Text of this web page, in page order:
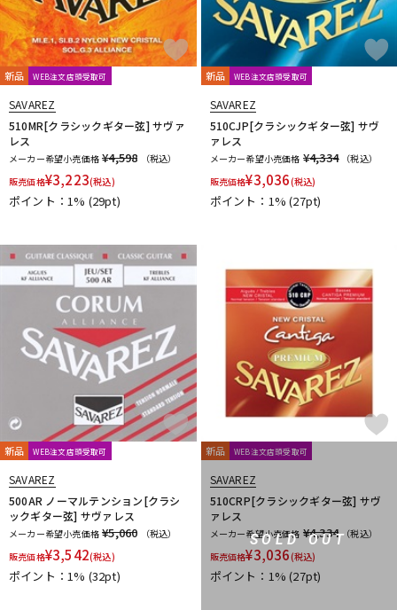
新品 WEB注文店頭受取可
SAVAREZ
510MR[クラシックギター弦] サヴァ
レス
メーカー希望小売価格 ¥4,598
（税込）
販売価格¥3,223(税込)
ポイント：1% (29pt)
新品 WEB注文店頭受取可
SAVAREZ
510CJP[クラシックギター弦] サヴ
ァレス
メーカー希望小売価格 ¥4,334
（税込）
販売価格¥3,036(税込)
ポイント：1%(27pt)
新品 WEB注文店頭受取可
SAVAREZ
500AR ノーマルテンション[クラシ
ックギター弦] サヴァレス
メーカー希望小売価格 ¥5,060
（税込）
販売価格¥3,542(税込)
ポイント：1% (32pt)
SOLD OUT
新品 WEB注文店頭受取可
SAVAREZ
510CRP[クラシックギター弦] サヴ
ァレス
メーカー希望小売価格 ¥4,334 （税込）
販売価格¥3,036(税込)
ポイント：1%(27pt)